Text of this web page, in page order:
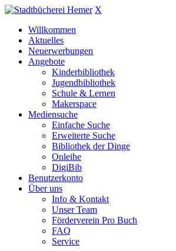
X
Willkommen
Aktuelles
Neuerwerbungen
Angebote
Kinderbibliothek
Jugendbibliothek
Schule & Lernen
Makerspace
Mediensuche
Einfache Suche
Erweiterte Suche
Bibliothek der Dinge
Onleihe
DigiBib
Benutzerkonto
Über uns
Info & Kontakt
Unser Team
Förderverein Pro Buch
FAQ
Service